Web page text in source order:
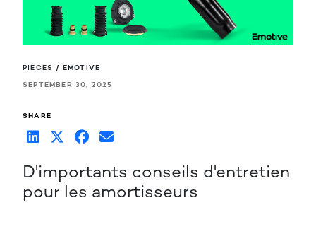
PIÈCES / EMOTIVE
SEPTEMBER 30, 2025
SHARE
D'importants conseils d'entretien
pour les amortisseurs